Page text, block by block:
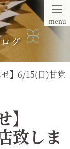
menu
グ
】6/15(日)甘党
致しま